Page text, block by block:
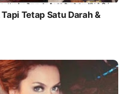
Tetap Satu Darah &